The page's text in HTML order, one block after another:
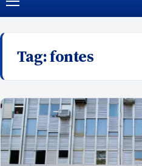
Menu
Tag:fontes